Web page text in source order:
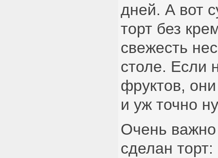
дней. А вот
торт без
свежесть
столе. Если
фруктов,
и уж точно
Очень важно
сделан